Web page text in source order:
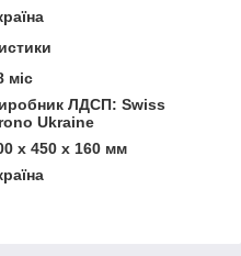
міс
ЛДСП: Swiss
Ukraine
x 450 x 160 мм